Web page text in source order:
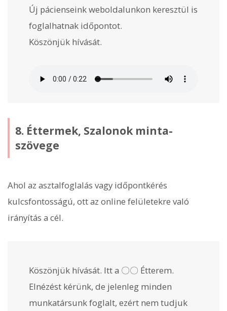
Új pácienseink weboldalunkon keresztül is
foglalhatnak időpontot.
Köszönjük hívását.
8. Éttermek, Szalonok minta-
szövege
Ahol az asztalfoglalás vagy időpontkérés
kulcsfontosságú, ott az online felületekre való
irányítás a cél.
Köszönjük hívását. Itt a 〇〇 Étterem.
Elnézést kérünk, de jelenleg minden
munkatársunk foglalt, ezért nem tudjuk